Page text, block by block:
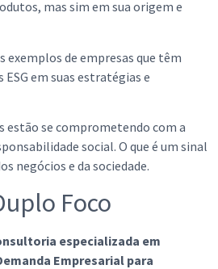
mas sim em sua origem e
exemplos de empresas que têm
em suas estratégias e
estão se comprometendo com a
social. O que é um sinal
negócios e da sociedade.
Foco
especializada em
Empresarial para